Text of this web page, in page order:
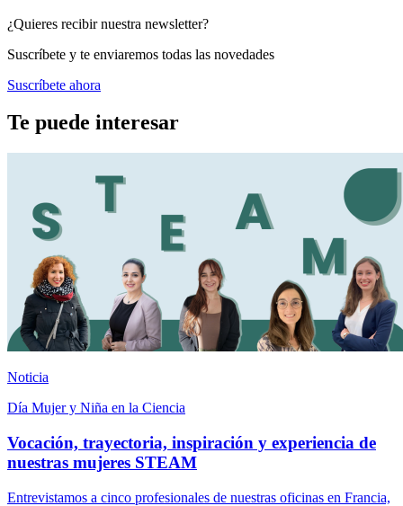
¿Quieres recibir nuestra newsletter?
Suscríbete y te enviaremos todas las novedades
Suscríbete ahora
Te puede interesar
Noticia
Día Mujer y Niña en la Ciencia
Vocación, trayectoria, inspiración y experiencia de
nuestras mujeres STEAM
Entrevistamos a cinco profesionales de nuestras oficinas en Francia,